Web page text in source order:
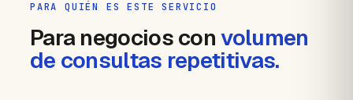
PARA QUIÉN ES ESTE SERVICIO
Para negocios convolumen
de consultas repetitivas.